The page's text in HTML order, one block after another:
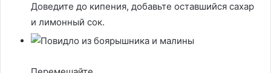
Доведите до кипения, добавьте оставшийся сахар
и лимонный сок.